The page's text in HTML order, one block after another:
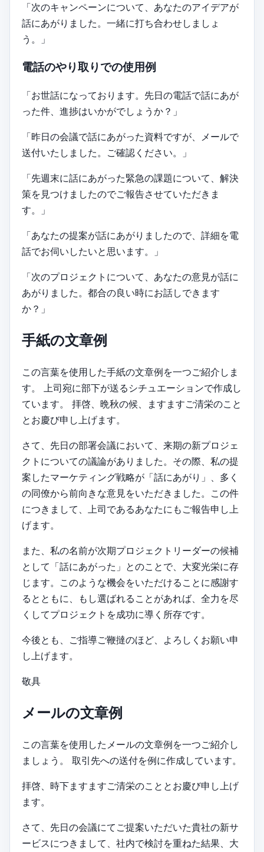
「次のキャンペーンについて、あなたのアイデアが
話にあがりました。一緒に打ち合わせしましょ
う。」
電話のやり取りでの使用例
「お世話になっております。先日の電話で話にあが
った件、進捗はいかがでしょうか？」
「昨日の会議で話にあがった資料ですが、メールで
送付いたしました。ご確認ください。」
「先週末に話にあがった緊急の課題について、解決
策を見つけましたのでご報告させていただきま
す。」
「あなたの提案が話にあがりましたので、詳細を電
話でお伺いしたいと思います。」
「次のプロジェクトについて、あなたの意見が話に
あがりました。都合の良い時にお話しできます
か？」
手紙の文章例
この言葉を使用した手紙の文章例を一つご紹介しま
す。 上司宛に部下が送るシチュエーションで作成し
ています。 拝啓、晩秋の候、ますますご清栄のこと
とお慶び申し上げます。
さて、先日の部署会議において、来期の新プロジェ
クトについての議論がありました。その際、私の提
案したマーケティング戦略が「話にあがり」、多く
の同僚から前向きな意見をいただきました。この件
につきまして、上司であるあなたにもご報告申し上
げます。
また、私の名前が次期プロジェクトリーダーの候補
として「話にあがった」とのことで、大変光栄に存
じます。このような機会をいただけることに感謝す
るとともに、もし選ばれることがあれば、全力を尽
くしてプロジェクトを成功に導く所存です。
今後とも、ご指導ご鞭撻のほど、よろしくお願い申
し上げます。
敬具
メールの文章例
この言葉を使用したメールの文章例を一つご紹介し
ましょう。 取引先への送付を例に作成しています。
拝啓、時下ますますご清栄のこととお慶び申し上げ
ます。
さて、先日の会議にてご提案いただいた貴社の新サ
ービスにつきまして、社内で検討を重ねた結果、大